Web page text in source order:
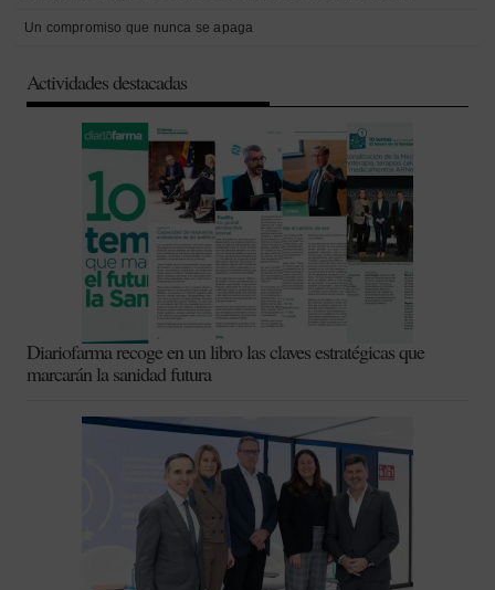
Un compromiso que nunca se apaga
Actividades destacadas
Diariofarma recoge en un libro las claves estratégicas que
marcarán la sanidad futura